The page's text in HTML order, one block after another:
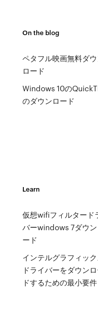
On the blog
ペタフル映画無料ダ
ロード
Windows 10の
のダウンロード
Learn
仮想wifiフィルタード
バーwindows 7ダウン
ード
インテルグラフィック
ドライバーをダウン
ドするための最小要件